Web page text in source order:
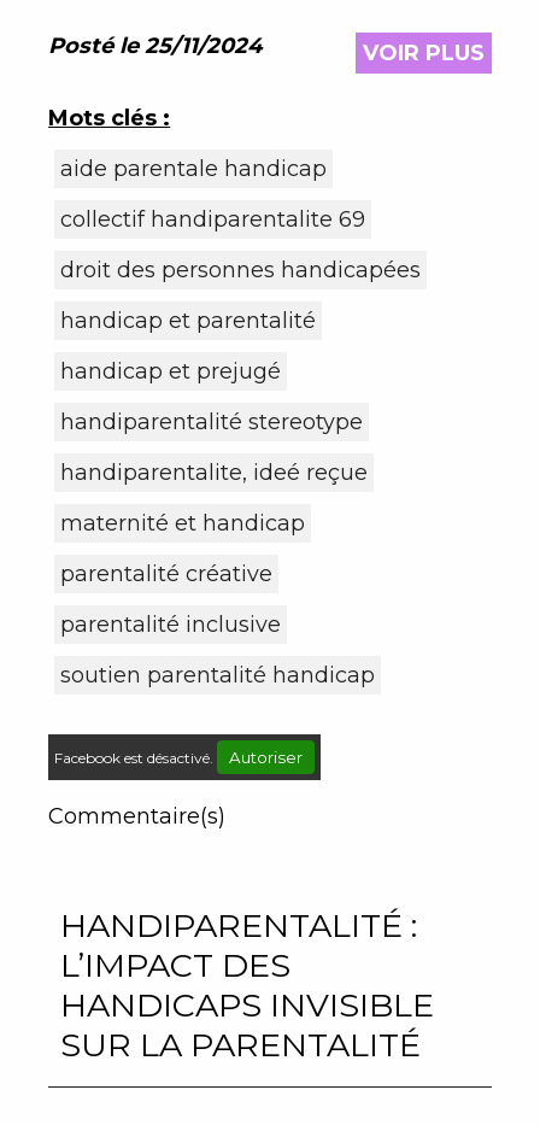
Posté le 25/11/2024 VOIR PLUS
Mots clés :
aide parentale handicap
collectif handiparentalite 69
droit des personnes handicapées
handicap et parentalité
handicap et prejugé
handiparentalité stereotype
handiparentalite, ideé reçue
maternité et handicap
parentalité créative
parentalité inclusive
soutien parentalité handicap
Facebook est désactivé. Autoriser
Commentaire(s)
HANDIPARENTALITÉ :
L’IMPACT DES
HANDICAPS INVISIBLE
SUR LA PARENTALITÉ